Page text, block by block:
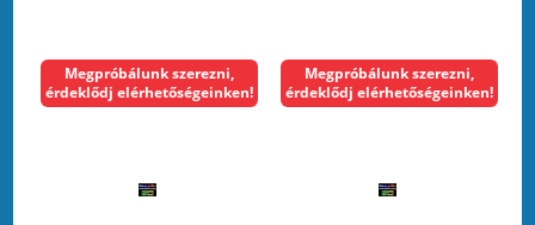
Megpróbálunk szerezni,
érdeklődj elérhetőségeinken!
Megpróbálunk szerezni,
érdeklődj elérhetőségeinken!